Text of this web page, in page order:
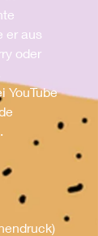
er aus
oder
YouTube